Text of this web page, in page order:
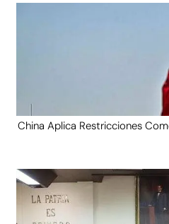
China Aplica Restricciones